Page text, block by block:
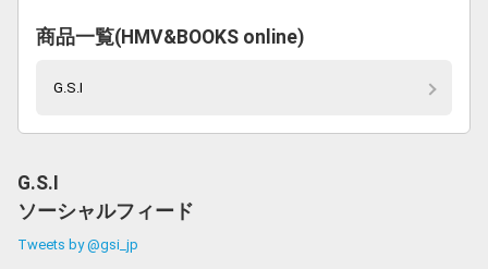
商品一覧(HMV&BOOKS online)
G.S.I
G.S.I
ソーシャルフィード
Tweets by @gsi_jp